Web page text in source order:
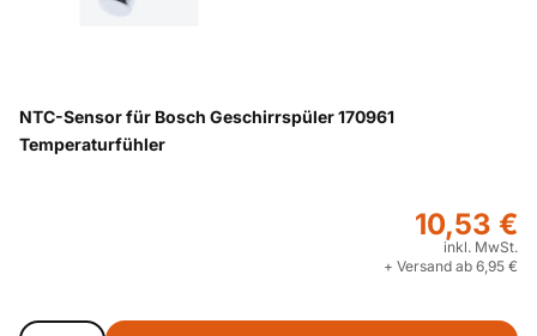
NTC-Sensor für Bosch Geschirrspüler 170961
Temperaturfühler
10,53 €
inkl. MwSt.
+ Versand ab 6,95 €